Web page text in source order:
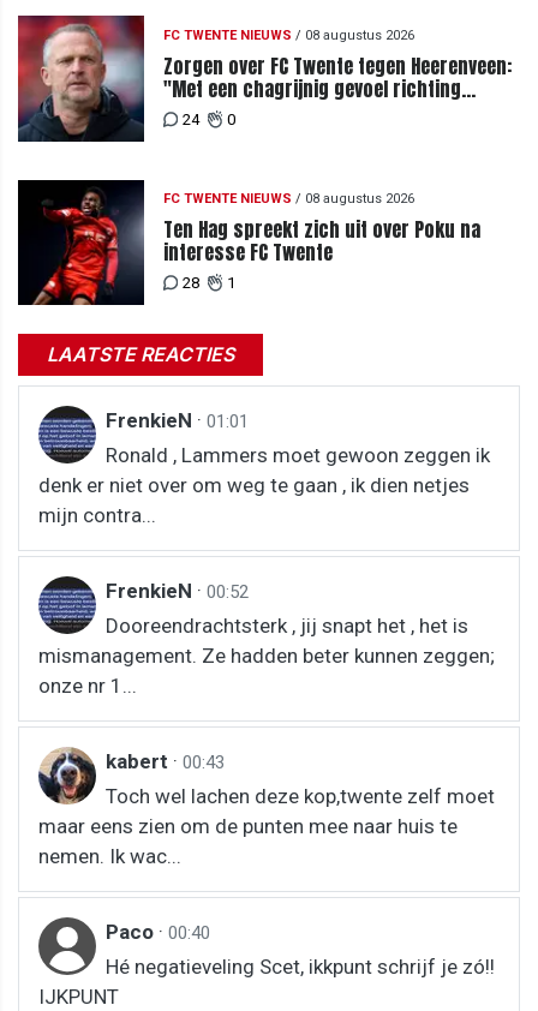
FC TWENTE NIEUWS / 08 augustus 2026
Zorgen over FC Twente tegen Heerenveen:
"Met een chagrijnig gevoel richting
Slowakije"
24 0
FC TWENTE NIEUWS / 08 augustus 2026
Ten Hag spreekt zich uit over Poku na
interesse FC Twente
28 1
LAATSTE REACTIES
FrenkieN · 01:01
Ronald , Lammers moet gewoon zeggen ik
denk er niet over om weg te gaan , ik dien netjes
mijn contra...
FrenkieN · 00:52
Dooreendrachtsterk , jij snapt het , het is
mismanagement. Ze hadden beter kunnen zeggen;
onze nr 1...
kabert · 00:43
Toch wel lachen deze kop,twente zelf moet
maar eens zien om de punten mee naar huis te
nemen. Ik wac...
Paco · 00:40
Hé negatieveling Scet, ikkpunt schrijf je zó!!
IJKPUNT